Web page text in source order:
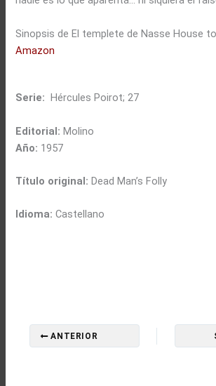
Sinopsis de El templete de Nasse House
Amazon
Serie: Hércules Poirot; 27
Editorial: Molino
Año: 1957
Título original: Dead Man’s Folly
Idioma: Castellano
ANTERIOR